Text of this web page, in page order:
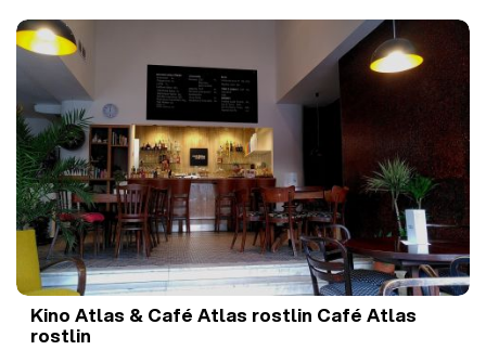
Kino Atlas & Café Atlas rostlin Café Atlas
rostlin